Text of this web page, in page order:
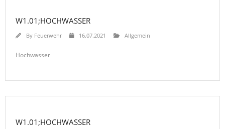
W1.01;HOCHWASSER
By Feuerwehr 16.07.2021 Allgemein
Hochwasser
W1.01;HOCHWASSER